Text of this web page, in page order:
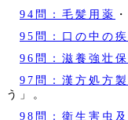
94問：毛髪用薬
95問：口の中の疾
96問：滋養強壮
97問：漢方処方
う」。
98問：衛生害虫